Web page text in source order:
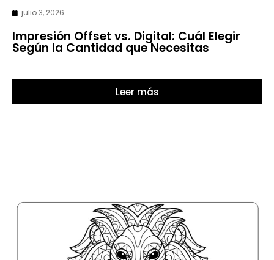
julio 3, 2026
Impresión Offset vs. Digital: Cuál Elegir
Según la Cantidad que Necesitas
Leer más